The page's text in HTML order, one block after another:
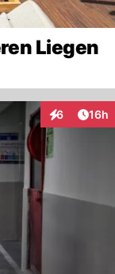
Liegen
6
Interaktionen
16h